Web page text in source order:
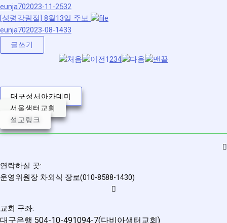
eunja702023-11-2532
[성령강림절] 8월13일 주보
eunja702023-08-1433
글쓰기
1234
대구성서아카데미
서울샘터교회
설교링크
연락하실 곳:
운영위원장 차외식 장로(010-8588-1430)
교회 구좌:
대구은행 504-10-491094-7(다비아샘터교회)